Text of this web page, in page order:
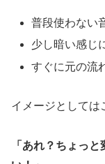
普段使わない
少し暗い感じ
すぐに元の流
イメージとしては
「あれ？ちょっ